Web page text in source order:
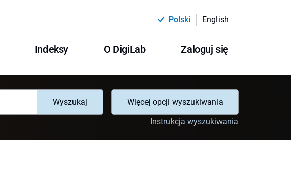
Polski English
Indeksy O DigiLab Zaloguj się
Wyszukaj
Więcej opcji wyszukiwania
Instrukcja wyszukiwania